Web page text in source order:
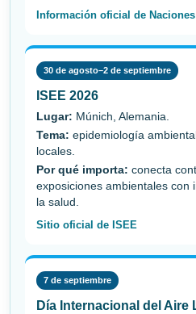
Información oficial de
30 de agosto–2 de septiembre
ISEE 2026
Lugar: Múnich, Alemania.
Tema: epidemiología
locales.
Por qué importa: conecta
exposiciones ambientales con
la salud.
Sitio oficial de ISEE
7 de septiembre
Día Internacional del